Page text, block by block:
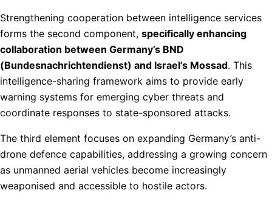
Strengthening cooperation between intelligence services
forms the second component, specifically enhancing
collaboration between Germany’s BND
(Bundesnachrichtendienst) and Israel’s Mossad. This
intelligence-sharing framework aims to provide early
warning systems for emerging cyber threats and
coordinate responses to state-sponsored attacks.
The third element focuses on expanding Germany’s anti-
drone defence capabilities, addressing a growing concern
as unmanned aerial vehicles become increasingly
weaponised and accessible to hostile actors.